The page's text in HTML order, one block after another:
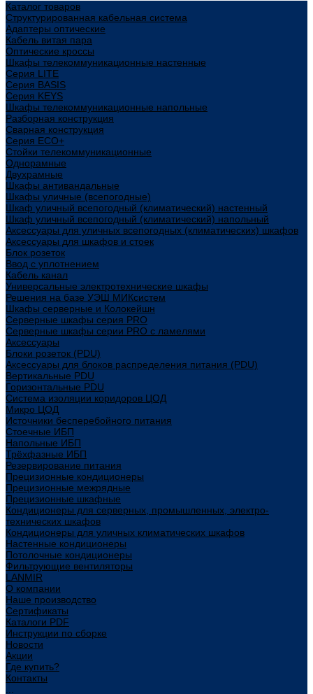
Каталог товаров
Структурированная кабельная система
Адаптеры оптические
Кабель витая пара
Оптические кроссы
Шкафы телекоммуникационные настенные
Cерия LITE
Cерия BASIS
Cерия KEYS
Шкафы телекоммуникационные напольные
Разборная конструкция
Сварная конструкция
Серия ECO+
Стойки телекоммуникационные
Однорамные
Двухрамные
Шкафы антивандальные
Шкафы уличные (всепогодные)
Шкаф уличный всепогодный (климатический) настенный
Шкаф уличный всепогодный (климатический) напольный
Аксессуары для уличных всепогодных (климатических) шкафов
Аксессуары для шкафов и стоек
Блок розеток
Ввод с уплотнением
Кабель канал
Универсальные электротехнические шкафы
Решения на базе УЭШ МИКсистем
Шкафы серверные и Колокейшн
Серверные шкафы серия PRO
Серверные шкафы серии PRO с ламелями
Аксессуары
Блоки розеток (PDU)
Аксессуары для блоков распределения питания (PDU)
Вертикальные PDU
Горизонтальные PDU
Система изоляции коридоров ЦОД
Микро ЦОД
Источники бесперебойного питания
Стоечные ИБП
Напольные ИБП
Трёхфазные ИБП
Резервирование питания
Прецизионные кондиционеры
Прецизионные межрядные
Прецизионные шкафные
Кондиционеры для серверных, промышленных, электро-
технических шкафов
Кондиционеры для уличных климатических шкафов
Настенные кондиционеры
Потолочные кондиционеры
Фильтрующие вентиляторы
LANMIR
О компании
Наше производство
Сертификаты
Каталоги PDF
Инструкции по сборке
Новости
Акции
Где купить?
Контакты